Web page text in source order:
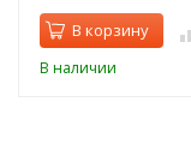
В корзину
В наличии